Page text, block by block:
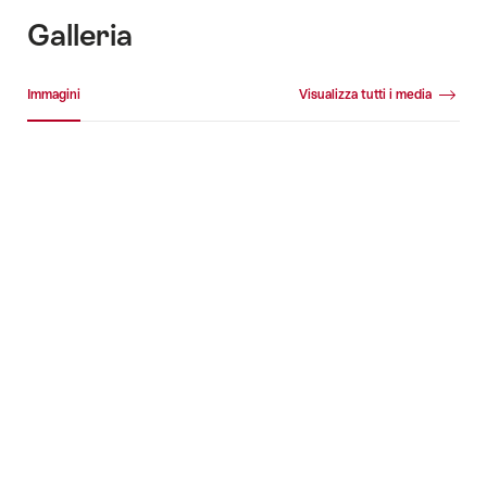
Galleria
Immagini Visualizza tutti i media